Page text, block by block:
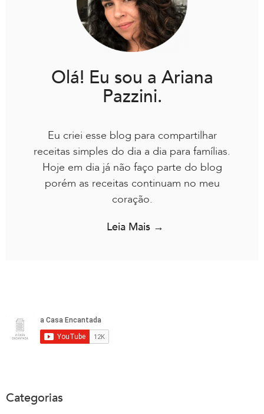
Olá! Eu sou a Ariana
Pazzini.
Eu criei esse blog para compartilhar
receitas simples do dia a dia para famílias.
Hoje em dia já não faço parte do blog
porém as receitas continuam no meu
coração.
Leia Mais →
Categorias